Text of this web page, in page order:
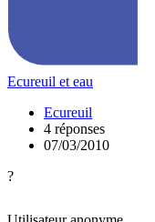
Ecureuil et eau
Ecureuil
4 réponses
07/03/2010
?